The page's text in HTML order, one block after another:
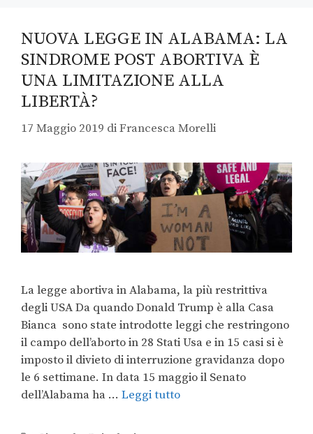
NUOVA LEGGE IN ALABAMA: LA
SINDROME POST ABORTIVA È
UNA LIMITAZIONE ALLA
LIBERTÀ?
17 Maggio 2019 diFrancesca Morelli
La legge abortiva in Alabama, la più restrittiva
degli USA Da quando Donald Trump è alla Casa
Bianca sono state introdotte leggi che restringono
il campo dell’aborto in 28 Stati Usa e in 15 casi si è
imposto il divieto di interruzione gravidanza dopo
le 6 settimane. In data 15 maggio il Senato
dell’Alabama ha … Leggi tutto